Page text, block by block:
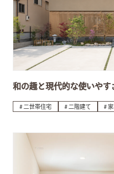
和の趣と現代的な使いや
二世帯住宅 二階建て